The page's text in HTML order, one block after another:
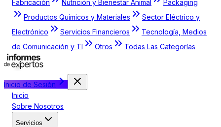
Fabricación
Nutrición y Bienestar Animal
Packaging
Productos Químicos y Materiales
Sector Eléctrico y
Electrónico
Servicios Financieros
Tecnología, Medios
de Comunicación y TI
Otros Todas Las Categorías
Inicio de Sesión
Inicio
Sobre Nosotros
Servicios